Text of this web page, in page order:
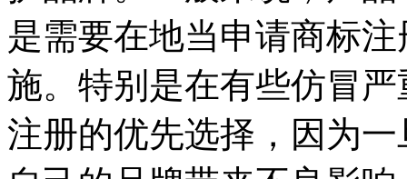
是需要在地当申请商标
施。特别是在有些仿冒
注册的优先选择，因为